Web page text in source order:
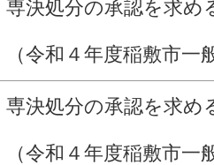
専決処分の承認を求め
（令和４年度稲敷市
専決処分の承認を求め
（令和４年度稲敷市